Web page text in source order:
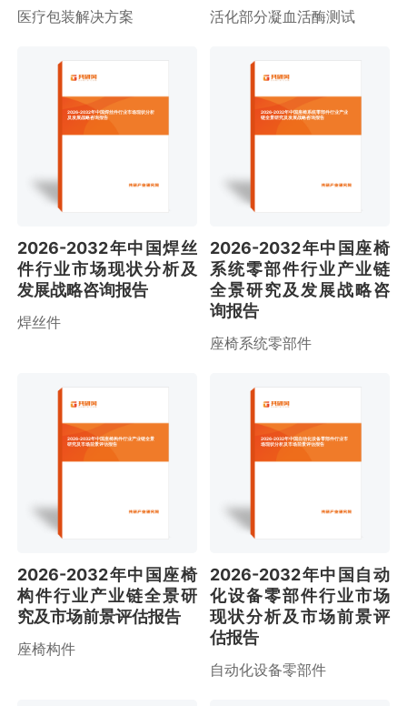
医疗包装解决方案 活化部分凝血活酶测试
2026-2032年中国焊丝件行业市场现状分析
及发展战略咨询报告
2026-2032年中国焊丝
件行业市场现状分析及
发展战略咨询报告
焊丝件
2026-2032年中国座椅系统零部件行业产业
链全景研究及发展战略咨询报告
2026-2032年中国座椅
系统零部件行业产业链
全景研究及发展战略咨
询报告
座椅系统零部件
2026-2032年中国座椅构件行业产业链全景
研究及市场前景评估报告
2026-2032年中国座椅
构件行业产业链全景研
究及市场前景评估报告
座椅构件
2026-2032年中国自动化设备零部件行业市
场现状分析及市场前景评估报告
2026-2032年中国自动
化设备零部件行业市场
现状分析及市场前景评
估报告
自动化设备零部件